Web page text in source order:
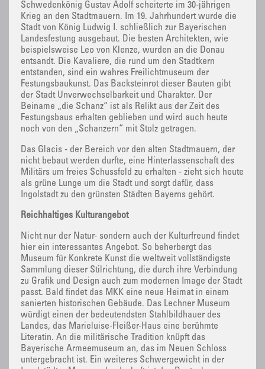
Schwedenkönig Gustav Adolf scheiterte im 30-jährigen
Krieg an den Stadtmauern. Im 19. Jahrhundert wurde die
Stadt von König Ludwig I. schließlich zur Bayerischen
Landesfestung ausgebaut. Die besten Architekten, wie
beispielsweise Leo von Klenze, wurden an die Donau
entsandt. Die Kavaliere, die rund um den Stadtkern
entstanden, sind ein wahres Freilichtmuseum der
Festungsbaukunst. Das Backsteinrot dieser Bauten gibt
der Stadt Unverwechselbarkeit und Charakter. Der
Beiname „die Schanz“ ist als Relikt aus der Zeit des
Festungsbaus erhalten geblieben und wird auch heute
noch von den „Schanzern“ mit Stolz getragen.
Das Glacis - der Bereich vor den alten Stadtmauern, der
nicht bebaut werden durfte, eine Hinterlassenschaft des
Militärs um freies Schussfeld zu erhalten - zieht sich heute
als grüne Lunge um die Stadt und sorgt dafür, dass
Ingolstadt zu den grünsten Städten Bayerns gehört.
Reichhaltiges Kulturangebot
Nicht nur der Natur- sondern auch der Kulturfreund findet
hier ein interessantes Angebot. So beherbergt das
Museum für Konkrete Kunst die weltweit vollständigste
Sammlung dieser Stilrichtung, die durch ihre Verbindung
zu Grafik und Design auch zum modernen Image der Stadt
passt. Bald findet das MKK eine neue Heimat in einem
sanierten historischen Gebäude. Das Lechner Museum
würdigt einen der bedeutendsten Stahlbildhauer des
Landes, das Marieluise-Fleißer-Haus eine berühmte
Literatin. An die militärische Tradition knüpft das
Bayerische Armeemuseum an, das im Neuen Schloss
untergebracht ist. Ein weiteres Schwergewicht in der